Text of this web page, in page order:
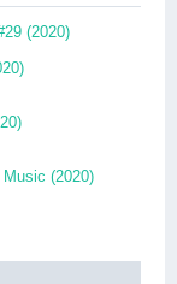
(2020)
(2020)